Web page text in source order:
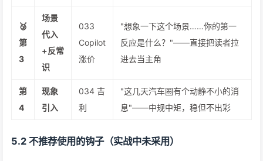
🥉
第
3
场景
代入
+反常
识
033
Copilot
涨价
"想象一下这个场景……你的第一
反应是什么？"——直接把读者拉
进去当主角
第
4
现象
引入
034 吉
利
"这几天汽车圈有个动静不小的消
息"——中规中矩，稳但不出彩
5.2 不推荐使用的钩子（实战中未采用）